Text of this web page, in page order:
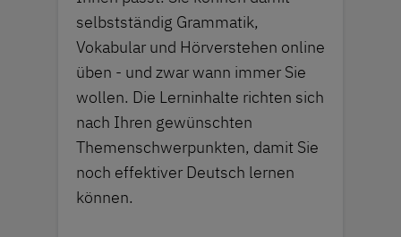
selbstständig Grammatik,
Vokabular und Hörverstehen online
üben - und zwar wann immer Sie
wollen. Die Lerninhalte richten sich
nach Ihren gewünschten
Themenschwerpunkten, damit Sie
noch effektiver Deutsch lernen
können.